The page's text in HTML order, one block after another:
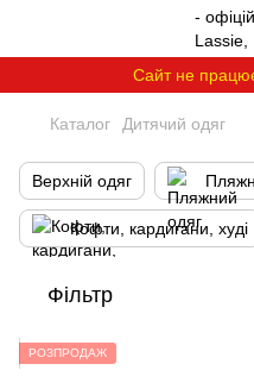
Сайт не
Каталог Дитячий одяг
Верхній одяг
Кофти, кардигани, худі
Фільтр
РОЗПРОДАЖ